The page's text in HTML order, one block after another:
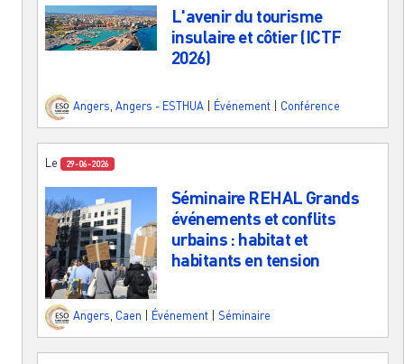
L'avenir du tourisme
insulaire et côtier (ICTF
2026)
Angers Angers - ESTHUA Événement Conférence
Le 29-06-2026
Séminaire REHAL Grands
événements et conflits
urbains : habitat et
habitants en tension
Angers, Caen Événement Séminaire